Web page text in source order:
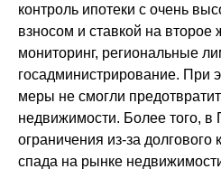
контроль ипотеки с очень
взносом и ставкой на
мониторинг, региональные
госадминистрирование. При
меры не смогли
недвижимости. Более того, в
ограничения из-за долгового
спада на рынке